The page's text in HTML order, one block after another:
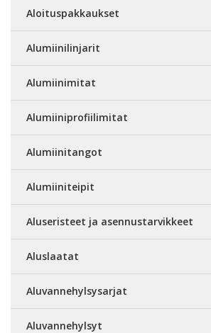
Aloituspakkaukset
Alumiinilinjarit
Alumiinimitat
Alumiiniprofiilimitat
Alumiinitangot
Alumiiniteipit
Aluseristeet ja asennustarvikkeet
Aluslaatat
Aluvannehylsysarjat
Aluvannehylsyt